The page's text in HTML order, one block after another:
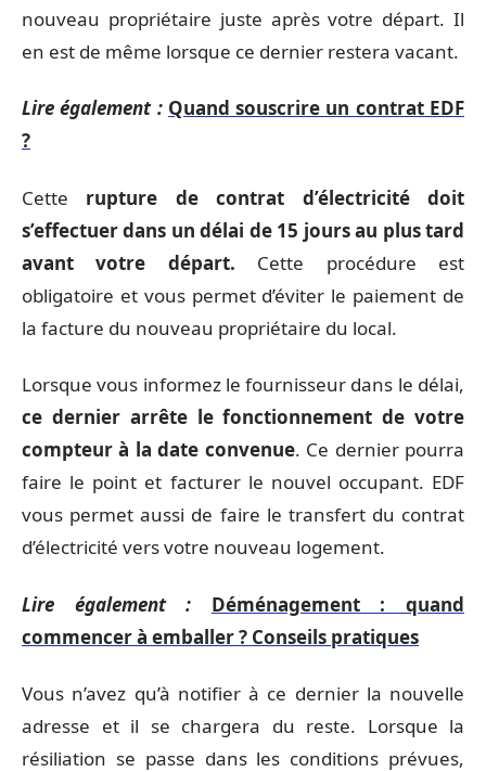
nouveau propriétaire juste après votre départ. Il
en est de même lorsque ce dernier restera vacant.
Lire également : Quand souscrire un contrat EDF
?
Cette rupture de contrat d’électricité doit
s’effectuer dans un délai de 15 jours au plus tard
avant votre départ. Cette procédure est
obligatoire et vous permet d’éviter le paiement de
la facture du nouveau propriétaire du local.
Lorsque vous informez le fournisseur dans le délai,
ce dernier arrête le fonctionnement de votre
compteur à la date convenue. Ce dernier pourra
faire le point et facturer le nouvel occupant. EDF
vous permet aussi de faire le transfert du contrat
d’électricité vers votre nouveau logement.
Lire également :
Déménagement : quand
commencer à emballer ? Conseils pratiques
Vous n’avez qu’à notifier à ce dernier la nouvelle
adresse et il se chargera du reste. Lorsque la
résiliation se passe dans les conditions prévues,